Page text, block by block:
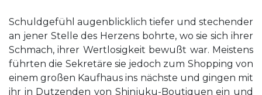
Schuldgefühl augenblicklich tiefer und stechender
an jener Stelle des Herzens bohrte, wo sie sich ihrer
Schmach, ihrer Wertlosigkeit bewußt war. Meistens
führten die Sekretäre sie jedoch zum Shopping von
einem großen Kaufhaus ins nächste und gingen mit
ihr in Dutzenden von Shinjuku-Boutiquen ein und